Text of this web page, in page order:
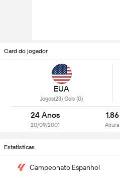
Card do jogador
EUA
Jogos(23) Gols (0)
24 Anos
20/09/2001
1.86
Altura
Estatísticas
Campeonato Espanhol